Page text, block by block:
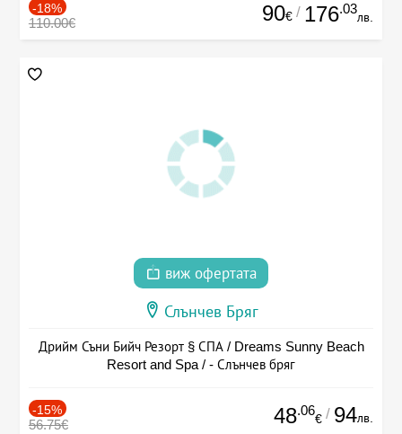
-18%
110.00€ 90€ / 176.03
лв.
виж офертата
Слънчев Бряг
Дрийм Съни Бийч Резорт § СПА / Dreams Sunny Beach
Resort and Spa / - Слънчев бряг
-15%
56.75€ 48.06
€ / 94лв.